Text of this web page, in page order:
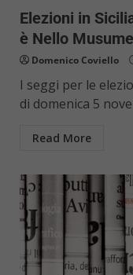
Elezioni in
è Nello
Domenico Coviello
I seggi per le
di domenica 5
Read More